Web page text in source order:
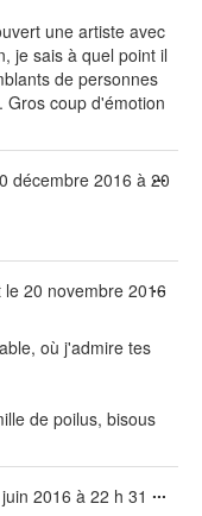
d’or
une artiste avec
je sais à quel point il
de personnes
Gros coup d'émotion
décembre 2016 à 20
...
le20 novembre 2016
où j'admire tes
de poilus, bisous
...
2016 à 22 h 31 ...